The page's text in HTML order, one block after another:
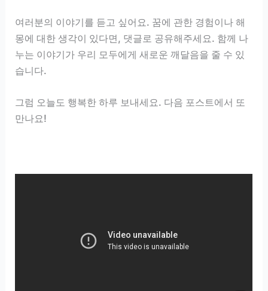
여러분의 이야기를 듣고 싶어요. 꿈에 관한 경험이나 해
몽에 대한 생각이 있다면, 댓글로 공유해주세요. 함께 나
누는 이야기가 우리 모두에게 새로운 깨달음을 줄 수 있
습니다.
그럼 오늘도 행복한 하루 보내세요. 다음 포스트에서 또
만나요!